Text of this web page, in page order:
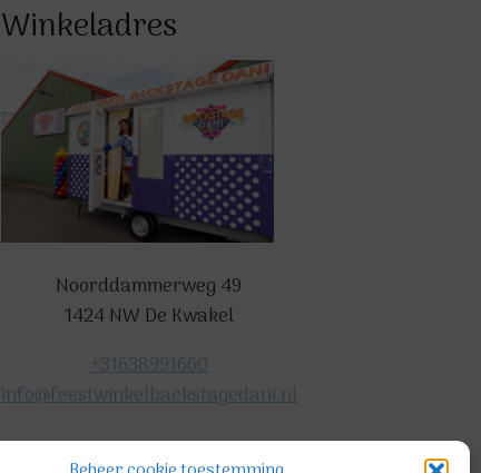
Winkeladres
Noorddammerweg 49
1424 NW De Kwakel
+31638991660
info@feestwinkelbackstagedani.nl